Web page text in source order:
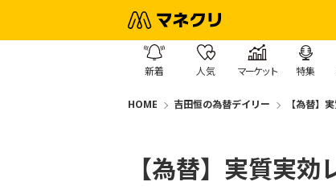
新着 人気 マーケット 特集
HOME 吉田恒の為替デイリー 【為替】
【為替】実質実